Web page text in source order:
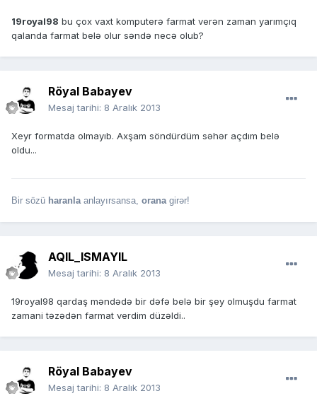
19royal98 bu çox vaxt komputerə farmat verən zaman yarımçıq
qalanda farmat belə olur səndə necə olub?
Röyal Babayev
Mesaj tarihi: 8 Aralık 2013
Xeyr formatda olmayıb. Axşam söndürdüm səhər açdım belə
oldu...
Bir sözü haranla anlayırsansa, orana girər!
AQIL_ISMAYIL
Mesaj tarihi: 8 Aralık 2013
19royal98 qardaş məndədə bir dəfə belə bir şey olmuşdu farmat
zamani təzədən farmat verdim düzəldi..
Röyal Babayev
Mesaj tarihi: 8 Aralık 2013